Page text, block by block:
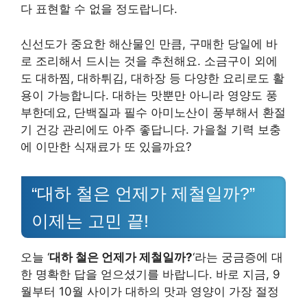
다 표현할 수 없을 정도랍니다.
신선도가 중요한 해산물인 만큼, 구매한 당일에 바
로 조리해서 드시는 것을 추천해요. 소금구이 외에
도 대하찜, 대하튀김, 대하장 등 다양한 요리로도 활
용이 가능합니다. 대하는 맛뿐만 아니라 영양도 풍
부한데요, 단백질과 필수 아미노산이 풍부해서 환절
기 건강 관리에도 아주 좋답니다. 가을철 기력 보충
에 이만한 식재료가 또 있을까요?
“대하 철은 언제가 제철일까?”
이제는 고민 끝!
오늘 ‘대하 철은 언제가 제철일까?‘라는 궁금증에 대
한 명확한 답을 얻으셨기를 바랍니다. 바로 지금, 9
월부터 10월 사이가 대하의 맛과 영양이 가장 절정